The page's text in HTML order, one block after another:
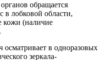
обращается
в лобковой области,
кожи (наличие
в одноразовых
зеркала-